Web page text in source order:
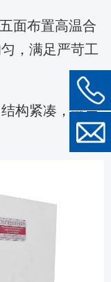
面布置高温合
，满足严苛工
构紧凑，耐用